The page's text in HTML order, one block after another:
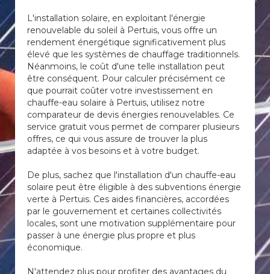
L'installation solaire, en exploitant l'énergie
renouvelable du soleil à Pertuis, vous offre un
rendement énergétique significativement plus
élevé que les systèmes de chauffage traditionnels.
Néanmoins, le coût d'une telle installation peut
être conséquent. Pour calculer précisément ce
que pourrait coûter votre investissement en
chauffe-eau solaire à Pertuis, utilisez notre
comparateur de devis énergies renouvelables. Ce
service gratuit vous permet de comparer plusieurs
offres, ce qui vous assure de trouver la plus
adaptée à vos besoins et à votre budget.
De plus, sachez que l'installation d'un chauffe-eau
solaire peut être éligible à des subventions énergie
verte à Pertuis. Ces aides financières, accordées
par le gouvernement et certaines collectivités
locales, sont une motivation supplémentaire pour
passer à une énergie plus propre et plus
économique.
N'attendez plus pour profiter des avantages du